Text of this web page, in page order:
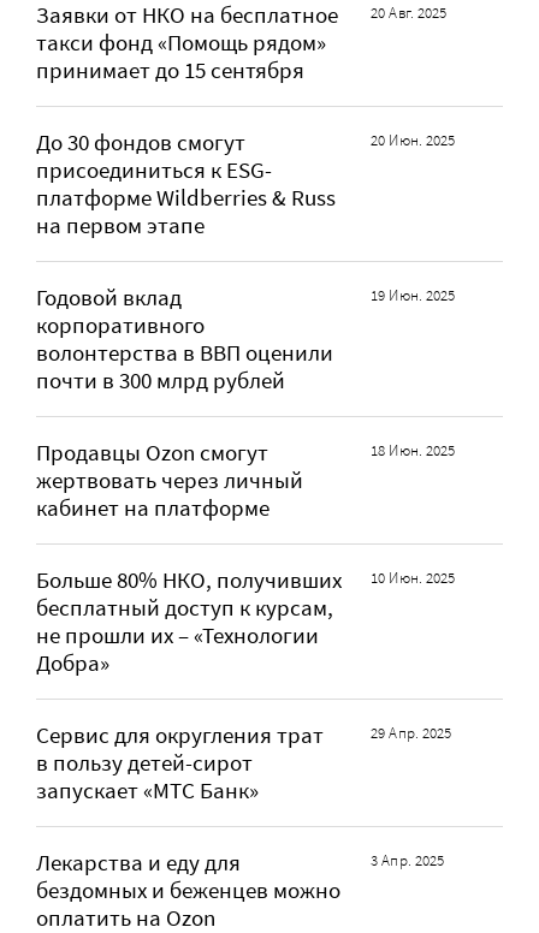
Заявки от НКО на бесплатное
такси фонд «Помощь рядом»
принимает до 15 сентября
20 Авг. 2025
До 30 фондов смогут
присоединиться к ESG-
платформе Wildberries & Russ
на первом этапе
20 Июн. 2025
Годовой вклад
корпоративного
волонтерства в ВВП оценили
почти в 300 млрд рублей
19 Июн. 2025
Продавцы Ozon смогут
жертвовать через личный
кабинет на платформе
18 Июн. 2025
Больше 80% НКО, получивших
бесплатный доступ к курсам,
не прошли их – «Технологии
Добра»
10 Июн. 2025
Сервис для округления трат
в пользу детей-сирот
запускает «МТС Банк»
29 Апр. 2025
Лекарства и еду для
бездомных и беженцев можно
оплатить на Ozon
3 Апр. 2025